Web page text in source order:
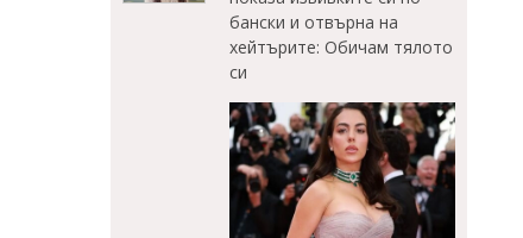
бански и отвърна на
хейтърите: Обичам тялото
си